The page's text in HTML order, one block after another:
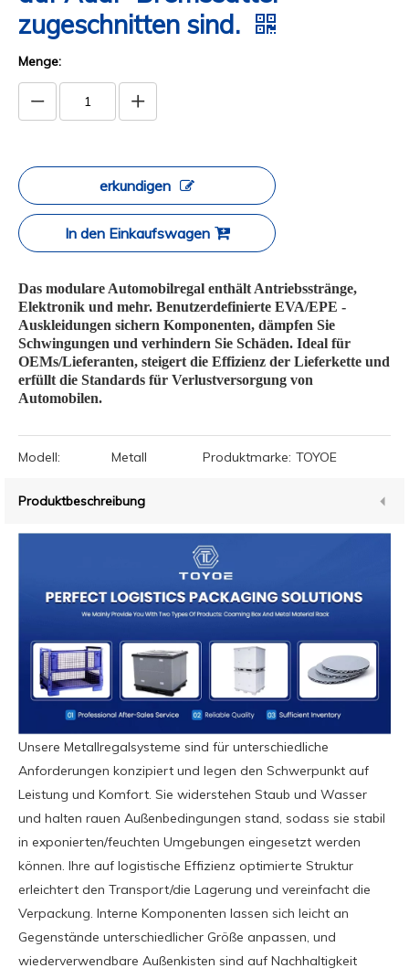
zugeschnitten sind.
Menge:
erkundigen
In den Einkaufswagen
Das modulare Automobilregal enthält Antriebsstränge,
Elektronik und mehr. Benutzerdefinierte EVA/EPE -
Auskleidungen sichern Komponenten, dämpfen Sie
Schwingungen und verhindern Sie Schäden. Ideal für
OEMs/Lieferanten, steigert die Effizienz der Lieferkette und
erfüllt die Standards für Verlustversorgung von
Automobilen.
Modell: Metall Produktmarke: TOYOE
Produktbeschreibung
Unsere Metallregalsysteme sind für unterschiedliche
Anforderungen konzipiert und legen den Schwerpunkt auf
Leistung und Komfort. Sie widerstehen Staub und Wasser
und halten rauen Außenbedingungen stand, sodass sie stabil
in exponierten/feuchten Umgebungen eingesetzt werden
können. Ihre auf logistische Effizienz optimierte Struktur
erleichtert den Transport/die Lagerung und vereinfacht die
Verpackung. Interne Komponenten lassen sich leicht an
Gegenstände unterschiedlicher Größe anpassen, und
wiederverwendbare Außenkisten sind auf Nachhaltigkeit